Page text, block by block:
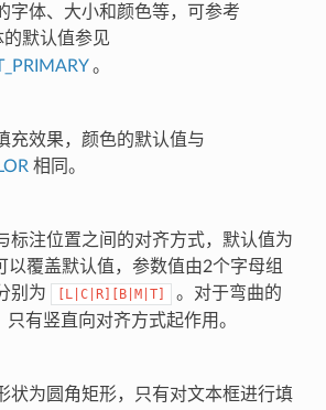
字体、大小和颜色等，可参考
的默认值参见
。
充效果，颜色的默认值与
相同。
标注位置之间的对齐方式，默认值为
以覆盖默认值，参数值由2个字母组
别为
[L|C|R][B|M|T]
。对于弯曲的
只有竖直向对齐方式起作用。
状为圆角矩形，只有对文本框进行填